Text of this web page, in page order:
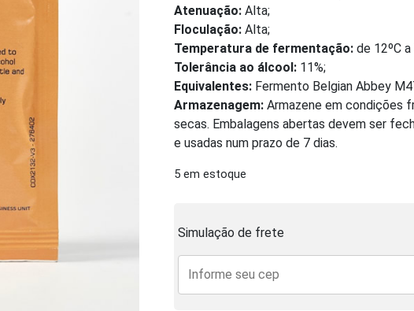
Atenuação: Alta;
Floculação: Alta;
Temperatura de fermentação: de 12ºC a
Tolerância ao álcool: 11%;
Equivalentes: Fermento Belgian Abbey
Armazenagem: Armazene em condições
secas. Embalagens abertas devem ser
e usadas num prazo de 7 dias.
5 em estoque
Simulação de frete